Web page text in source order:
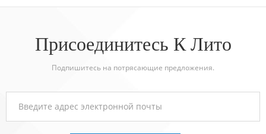
Присоединитесь К Лито
Подпишитесь на потрясающие предложения.